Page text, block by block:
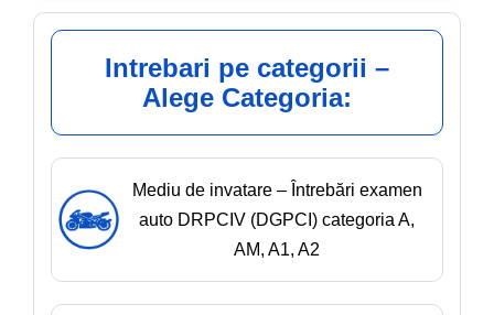
Intrebari pe categorii –
Alege Categoria:
Mediu de invatare – Întrebări examen
auto DRPCIV (DGPCI) categoria A,
AM, A1, A2